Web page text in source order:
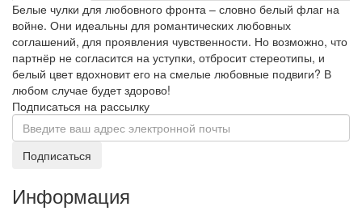
Белые чулки для любовного фронта – словно белый флаг на
войне. Они идеальны для романтических любовных
соглашений, для проявления чувственности. Но возможно, что
партнёр не согласится на уступки, отбросит стереотипы, и
белый цвет вдохновит его на смелые любовные подвиги? В
любом случае будет здорово!
Подписаться на рассылку
Подписаться
Информация